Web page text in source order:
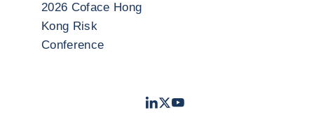
2026 Coface Hong
Kong Risk
Conference
LinkedIn
TwitterYoutube